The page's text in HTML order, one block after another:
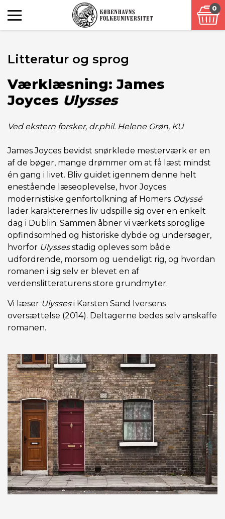
0
Litteratur og sprog
Værklæsning: James
Joyces Ulysses
Ved ekstern forsker, dr.phil. Helene Grøn, KU
James Joyces bevidst snørklede mesterværk er en
af de bøger, mange drømmer om at få læst mindst
én gang i livet. Bliv guidet igennem denne helt
enestående læseoplevelse, hvor Joyces
modernistiske genfortolkning af Homers Odyssé
lader karakterernes liv udspille sig over en enkelt
dag i Dublin. Sammen åbner vi værkets sproglige
opfindsomhed og historiske dybde og undersøger,
hvorfor Ulyssesstadig opleves som både
udfordrende, morsom og uendeligt rig, og hvordan
romanen i sig selv er blevet en af
verdenslitteraturens store grundmyter.
Vi læser Ulyssesi Karsten Sand Iversens
oversættelse (2014). Deltagerne bedes selv anskaffe
romanen.